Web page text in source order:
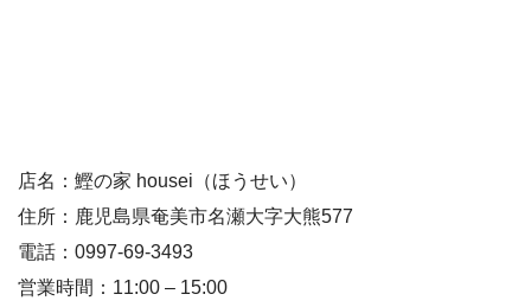
店名：鰹の家 housei（ほうせい）
住所：鹿児島県奄美市名瀬大字大熊577
電話：0997-69-3493
営業時間：11:00 – 15:00